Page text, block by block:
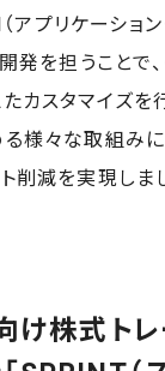
アプリケーション
開発を担うこと
カスタマイズを
様々な取組みに
削減を実現しま
株式トレ